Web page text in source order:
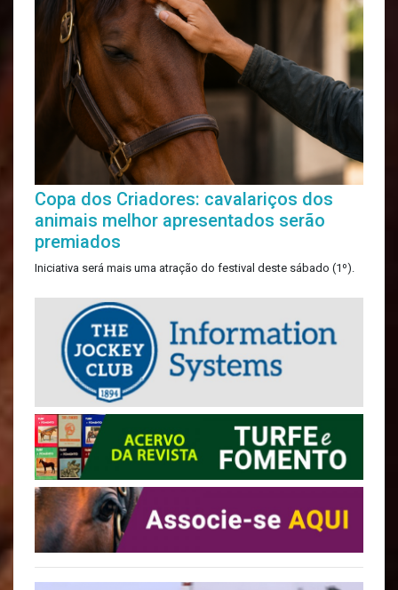
Copa dos Criadores: cavalariços dos
animais melhor apresentados serão
premiados
Iniciativa será mais uma atração do festival deste sábado (1º).